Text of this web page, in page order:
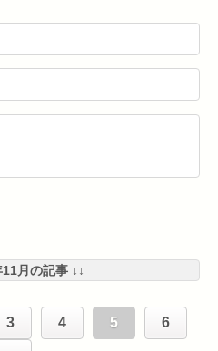
月の記事 ↓↓
3 4 5 6